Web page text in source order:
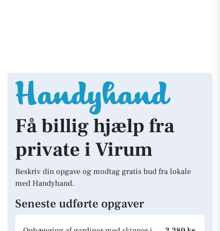
Få billig hjælp fra
private i Virum
Beskriv din opgave og modtag gratis bud fra lokale
med Handyhand.
Seneste udførte opgaver